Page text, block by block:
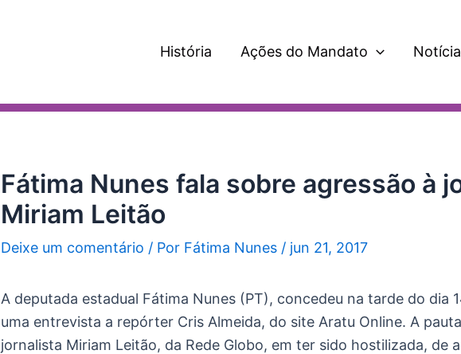
História Ações do Mandato
Fátima Nunes fala sobre agressão à
Miriam Leitão
Deixe um comentário / Por Fátima Nunes / jun 21, 2017
A deputada estadual Fátima Nunes (PT), concedeu na tarde do dia
uma entrevista a repórter Cris Almeida, do site Aratu Online. A
jornalista Miriam Leitão, da Rede Globo, em ter sido hostilizada, de